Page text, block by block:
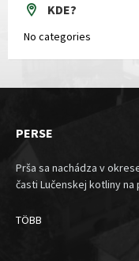
KDE?
No categories
PERSE
Prša sa nachádza v
časti Lučenskej kotliny
TÖBB